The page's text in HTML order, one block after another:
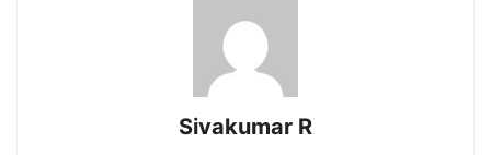
Sivakumar R